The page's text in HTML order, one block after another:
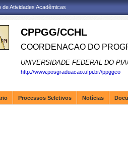
Atividades Acadêmicas
CPPGG/CCHL
COORDENACAO DO
UNIVERSIDADE FEDERAL DO
http://www.posgraduacao.ufpi.br//ppggeo
Processos Seletivos Notícias